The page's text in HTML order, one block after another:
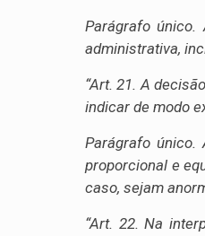
Parágrafo
administrativa,
“Art. 21. A
indicar de modo
Parágrafo
proporcional e
caso, sejam
“Art. 22. Na